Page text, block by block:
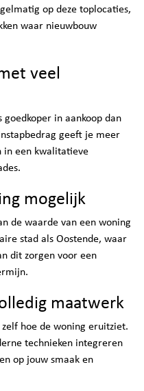
op deze toplocaties,
waar nieuwbouw
veel
in aankoop dan
geeft je meer
een kwalitatieve
mogelijk
de waarde van een woning
stad als Oostende, waar
dit zorgen voor een
maatwerk
hoe de woning eruitziet.
technieken integreren
op jouw smaak en